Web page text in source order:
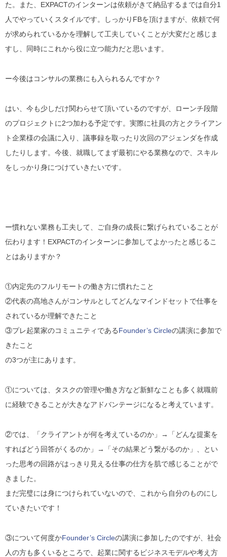
た。また、EXPACTのインターンは依頼がきて納品するまでは自分1
人でやっていくスタイルです。しっかりFBを頂けますが、 依頼で何
が求められているかを理解して工夫していくことが大変だと感じま
すし、同時にこれから役に立つ能力だと思います。
ー今後はコンサルの業務にも入られるんですか？
はい、今も少しだけ関わらせて頂いているのですが、ローンチ段階
のプロジェクトに2つ加わる予定です。実際に社員の方とクライアン
ト企業様の会議に入り、 議事録を取ったり次回のアジェンダを作成
したり します。今後、就職してまず最初にやる業務なので、スキル
をしっかり身につけていきたいです。
ー慣れない業務も工夫して、ご自身の成長に繋げられていることが
伝わります！EXPACTのインターンに参加してよかったと感じるこ
とはありますか？
①内定先のフルリモートの働き方に慣れたこと
②代表の髙地さんがコンサルとしてどんなマインドセットで仕事を
されているか理解できたこと
③プレ起業家のコミュニティであるFounder’s Circleの講演に参加で
きたこと
の3つが主にあります。
①については、タスクの管理や働き方など新鮮なことも多く就職前
に経験できることが大きなアドバンテージになると考えています。
②では、「クライアントが何を考えているのか 」→「どんな提案を
すればどう回答がくるのか 」→「その結果どう繋がるのか 」、とい
った思考の回路がはっきり見える仕事の仕方を肌で感じることがで
きました。
まだ完璧には身につけられていないので、これから自分のものにし
ていきたいです！
③について何度かFounder’s Circleの講演に参加したのですが、社会
人の方も多くいるところで、 起業に関するビジネスモデルや考え方